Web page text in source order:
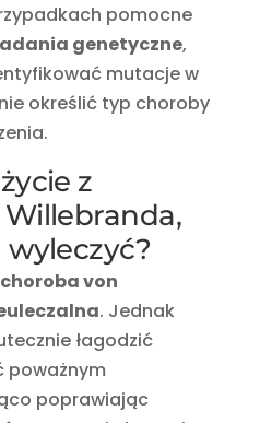
pomocne
genetyczne,
mutacje w
określić typ choroby
z
von
. Jednak
łagodzić
poważnym
poprawiając